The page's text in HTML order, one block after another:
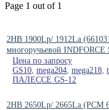
Page 1 out of 1
2HB 1900Lp/ 1912La
многоручьевой INDFORCE
Цена по запросу
GS10 mega204 mega218
ПАЛЕССЕ GS-12
2HB 2650Lp/ 2665La (PCM